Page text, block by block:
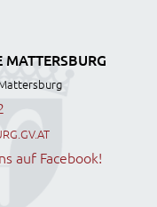
auf Facebook!